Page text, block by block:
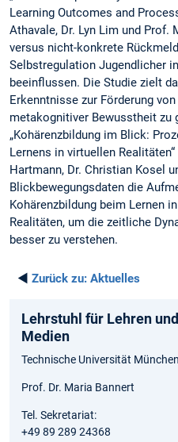
Learning Outcomes and
Athavale, Dr. Lyn Lim und Prof.
versus nicht-konkrete
Selbstregulation Jugendlicher
beeinflussen. Die Studie zielt
Erkenntnisse zur Förderung
metakognitiver Bewusstheit zu
„Kohärenzbildung im Blick:
Lernens in virtuellen
Hartmann, Dr. Christian Kosel
Blickbewegungsdaten die
Kohärenzbildung beim Lernen
Realitäten, um die zeitliche
besser zu verstehen.
◄ Zurück zu: Aktuelles
Lehrstuhl für Lehren
Medien
Technische Universität München
Prof. Dr. Maria Bannert
Tel. Sekretariat:
+49 89 289 24368